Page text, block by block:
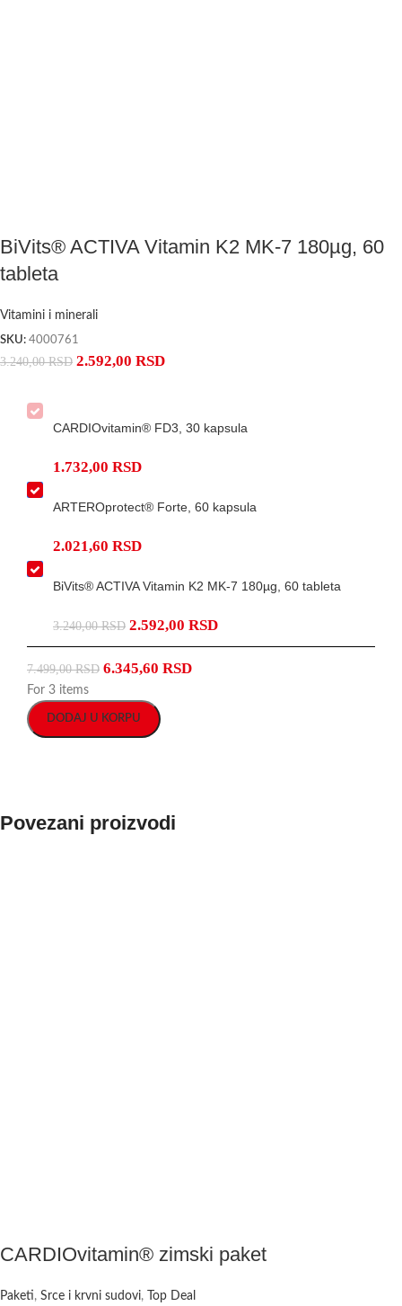
BiVits® ACTIVA Vitamin K2 MK-7 180µg, 60
tableta
Vitamini i minerali
SKU: 4000761
3.240,00RSD 2.592,00 RSD
CARDIOvitamin® FD3, 30 kapsula
1.732,00 RSD
ARTEROprotect® Forte, 60 kapsula
2.021,60 RSD
BiVits® ACTIVA Vitamin K2 MK-7 180µg, 60 tableta
3.240,00RSD 2.592,00 RSD
7.499,00RSD 6.345,60 RSD
For 3 items
DODAJ U KORPU
Povezani proizvodi
CARDIOvitamin® zimski paket
Paketi, Srce i krvni sudovi, Top Deal